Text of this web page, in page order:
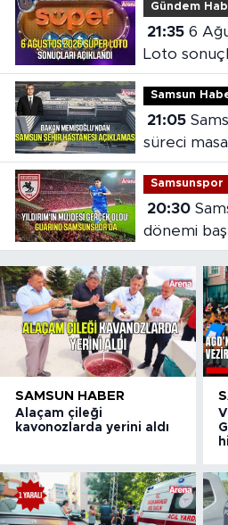
Gündem
21:356 Ağustos 2026 Süper
Loto
Samsun
21:05Samsun Şehir Hastanesi
süreci
Samsunspor
20:30Samsunspor'da Gabriele
dönemi
SAMSUN HABER
Alaçam çileği
kavonozlarda yerini aldı